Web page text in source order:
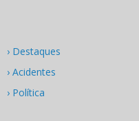
› Destaques
› Acidentes
› Política